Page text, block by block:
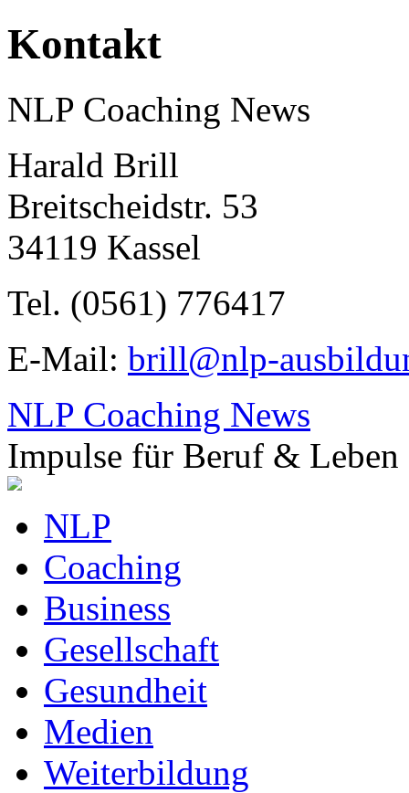
Kontakt
NLP Coaching News
Harald Brill
Breitscheidstr. 53
34119 Kassel
Tel. (0561) 776417
E-Mail: brill@nlp-
NLP Coaching News
Impulse für Beruf & Leben
NLP
Coaching
Business
Gesellschaft
Gesundheit
Medien
Weiterbildung